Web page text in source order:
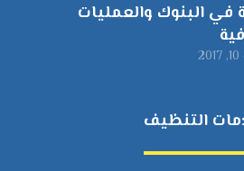
في البنوك والعمليات
التنظيف